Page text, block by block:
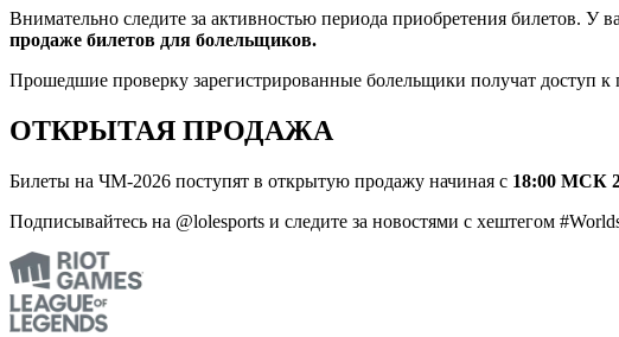
Внимательно следите за активностью периода приобретения билетов. У
продаже билетов для болельщиков.
Прошедшие проверку зарегистрированные болельщики получат доступ к
ОТКРЫТАЯ ПРОДАЖА
Билеты на ЧМ-2026 поступят в открытую продажу начиная с 18:00 МСК
Подписывайтесь на @lolesports и следите за новостями с хештегом